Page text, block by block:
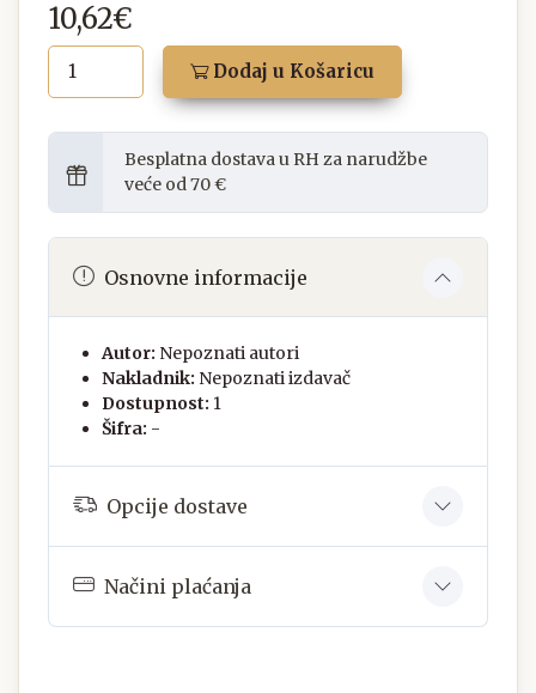
10,62€
Dodaj u Košaricu
Besplatna dostava u RH za narudžbe
veće od 70 €
Osnovne informacije
Autor: Nepoznati autori
Nakladnik: Nepoznati izdavač
Dostupnost: 1
Šifra: -
Opcije dostave
Načini plaćanja